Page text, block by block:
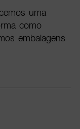
uma
como
embalagens